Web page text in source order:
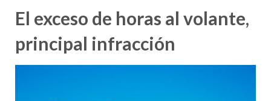
El exceso de horas al volante,
principal infracción